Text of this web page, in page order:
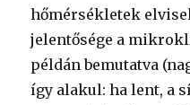
hőmérsékletek
jelentősége a
példán bemutatva
így alakul: ha lent, a